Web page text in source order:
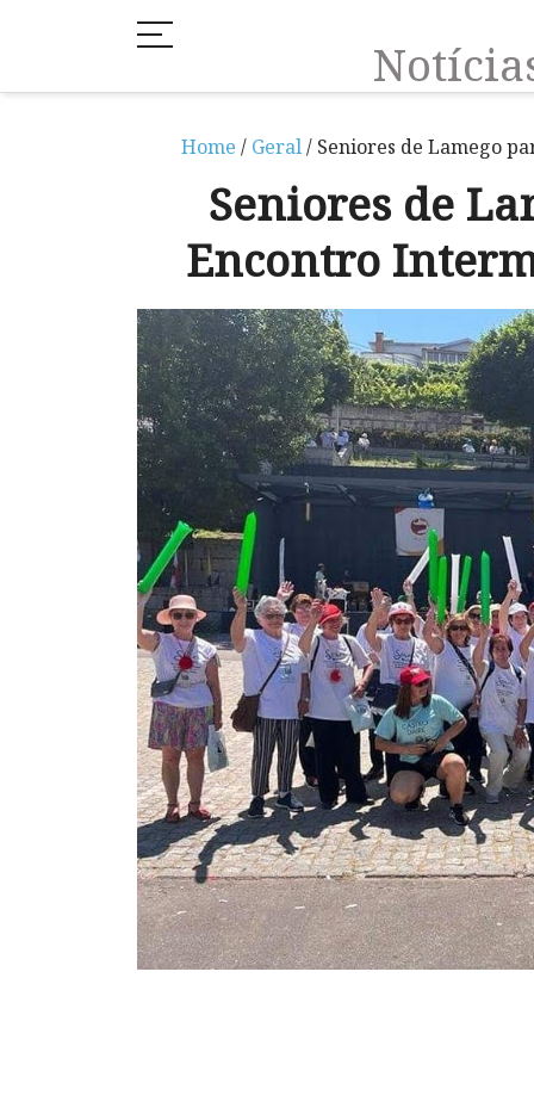
Home / Geral/ Seniores de Lamego
Seniores de
Encontro